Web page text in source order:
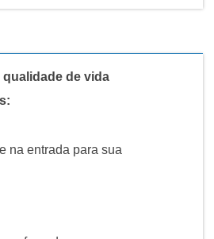
de vida
na entrada para sua